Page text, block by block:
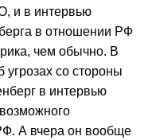
и в интервью
в отношении РФ
чем обычно. В
угрозах со стороны
в интервью
А вчера он вообще